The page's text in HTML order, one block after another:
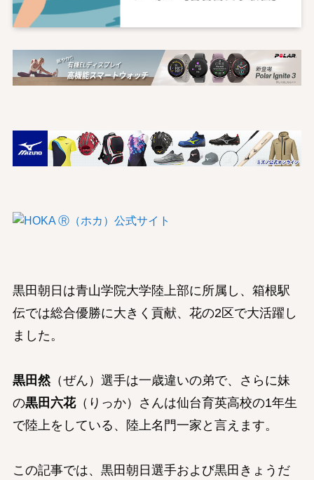
黒田朝日は青山学院大学陸上部に所属し、箱根駅
伝では総合優勝に大きく貢献、花の2区で大活躍し
ました。
黒田然（ぜん）選手は一歳違いの弟で、さらに妹
の黒田六花（りっか）さんは仙台育英高校の1年生
で陸上をしている、陸上名門一家と言えます。
この記事では、黒田朝日選手および黒田きょうだ